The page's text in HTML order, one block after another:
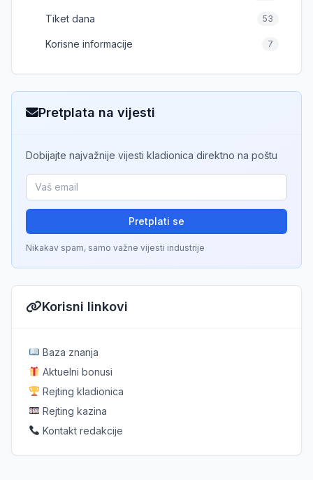
Tiket dana 53
Korisne informacije 7
Pretplata na vijesti
Dobijajte najvažnije vijesti kladionica direktno na poštu
Pretplati se
Nikakav spam, samo važne vijesti industrije
Korisni linkovi
Baza znanja
Aktuelni bonusi
Rejting kladionica
Rejting kazina
Kontakt redakcije